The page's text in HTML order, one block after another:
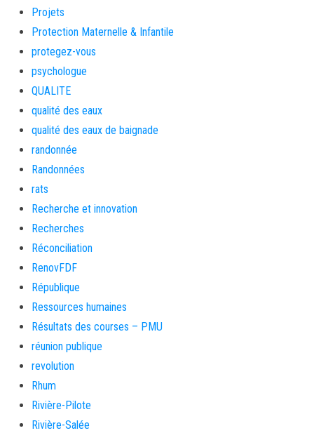
Projets
Protection Maternelle & Infantile
protegez-vous
psychologue
QUALITE
qualité des eaux
qualité des eaux de baignade
randonnée
Randonnées
rats
Recherche et innovation
Recherches
Réconciliation
RenovFDF
République
Ressources humaines
Résultats des courses – PMU
réunion publique
revolution
Rhum
Rivière-Pilote
Rivière-Salée